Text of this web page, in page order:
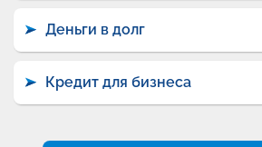
Деньги в долг
Кредит для бизнеса